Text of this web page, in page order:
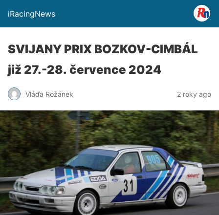
iRacingNews
SVIJANY PRIX BOZKOV-CIMBÁL
již 27.-28. července 2024
Vláďa Rožánek 2 roky ago